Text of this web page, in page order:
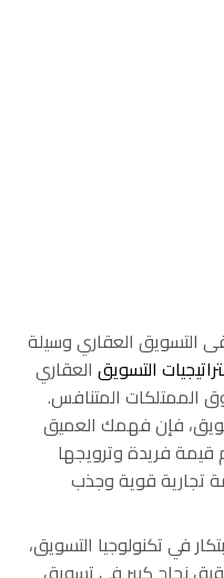
التسويق العقاري وسيلة
التسويق العقاري
الممتلكات المتنافس.
فإن فهمك العميق
قيمة فريدة وترويجها
تجارية قوية وجذب
في تكنولوجيا التسويق،